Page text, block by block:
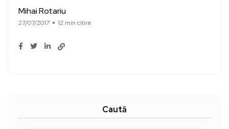
Mihai Rotariu
27/07/2017 12 min citire
Caută